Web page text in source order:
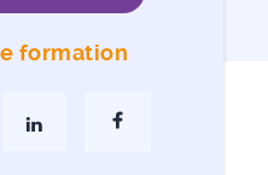
formation
sur Twitter
Partager sur Linkedin